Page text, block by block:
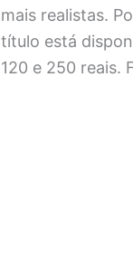
mais realistas.
título está
120 e 250 reais.